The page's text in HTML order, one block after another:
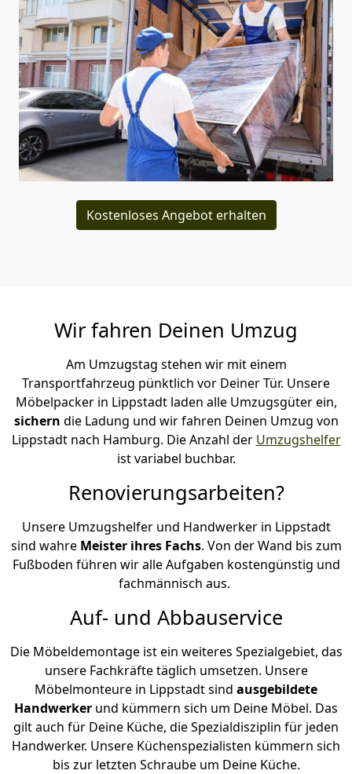
Kostenloses Angebot erhalten
Wir fahren Deinen Umzug
Am Umzugstag stehen wir mit einem
Transportfahrzeug pünktlich vor Deiner Tür. Unsere
Möbelpacker in Lippstadt laden alle Umzugsgüter ein,
sichern die Ladung und wir fahren Deinen Umzug von
Lippstadt nach Hamburg. Die Anzahl der Umzugshelfer
ist variabel buchbar.
Renovierungsarbeiten?
Unsere Umzugshelfer und Handwerker in Lippstadt
sind wahre Meister ihres Fachs. Von der Wand bis zum
Fußboden führen wir alle Aufgaben kostengünstig und
fachmännisch aus.
Auf- und Abbauservice
Die Möbeldemontage ist ein weiteres Spezialgebiet, das
unsere Fachkräfte täglich umsetzen. Unsere
Möbelmonteure in Lippstadt sind ausgebildete
Handwerker und kümmern sich um Deine Möbel. Das
gilt auch für Deine Küche, die Spezialdisziplin für jeden
Handwerker. Unsere Küchenspezialisten kümmern sich
bis zur letzten Schraube um Deine Küche.